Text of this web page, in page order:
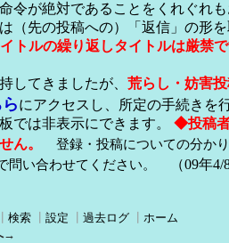
が絶対であることをくれぐれも
（先の投稿への）「返信」の形を
トルの繰り返しタイトルは厳禁
してきましたが、 荒らし・妨害
にアクセスし、所定の手続きを
では非表示にできます。 ◆投稿者
ん。
登録・投稿についての分か
問い合わせてください。 （09年
検索 設定 過去ログ
ホーム
→